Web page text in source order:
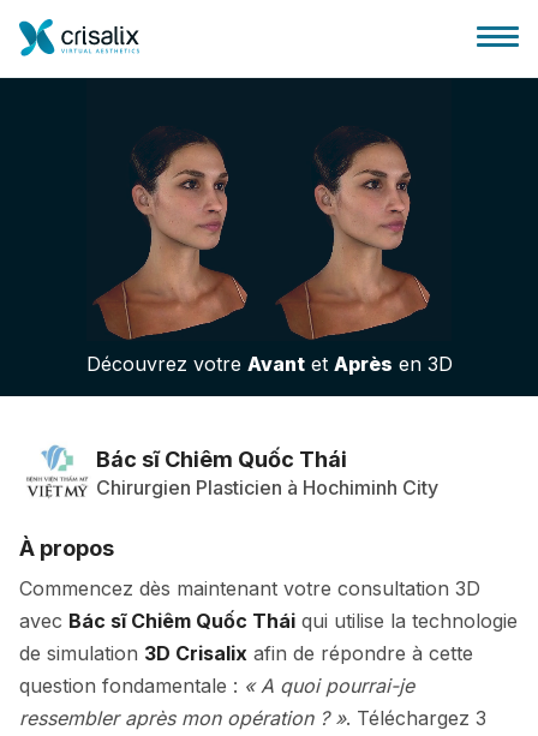
Accueil chirurgiens
Plateforme commerciale 3D
Forfait
Avis des patients
Découvrez votre Avantet Après en 3D
Bác sĩ Chiêm Quốc Thái
Chirurgien Plasticien à Hochiminh City
À propos
Commencez dès maintenant votre consultation 3D
avec Bác sĩ Chiêm Quốc Thái qui utilise la technologie
de simulation 3D Crisalix afin de répondre à cette
question fondamentale : « A quoi pourrai-je
ressembler après mon opération ? ». Téléchargez 3